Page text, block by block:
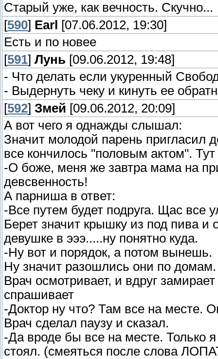
Старый уже, как вечность. Скучно...
[590] Earl
[07.06.2012, 19:30]
Есть и по новее
[591] Лунь [09.06.2012, 19:48]
- Что делать если укуренный
- Выдернуть чеку и кинуть ее
[592] Змей [09.06.2012, 20:09]
А вот чего я однажды слышал:
Значит молодой парень пригласил
все кончилось "половым актом".
-О боже, меня же завтра мама на
девсвенность!
А парниша в ответ:
-Все путем будет подруга. Щас все
Берет значит крышку из под пива и
девушке в эээ.....ну понятно куда.
-Ну вот и порядок, а потом вынешь.
Ну значит разошлись они по
Врач осмотривает, и вдруг
спрашивает
-Доктор ну что? Там все на месте.
Врач сделал паузу и сказал.
-Да вроде бы все на месте. Только
стоял. (смеяться после слова